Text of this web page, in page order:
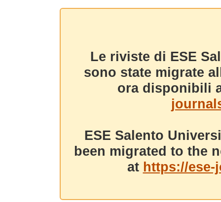
Le riviste di ESE
sono state migrate
ora disponibili
ESE Salento
been migrated to the
at https://